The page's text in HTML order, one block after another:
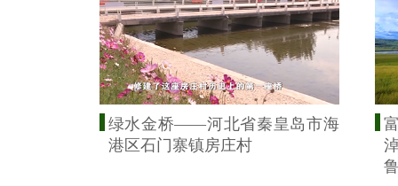
绿水金桥——河北省秦皇岛市海
港区石门寨镇房庄村